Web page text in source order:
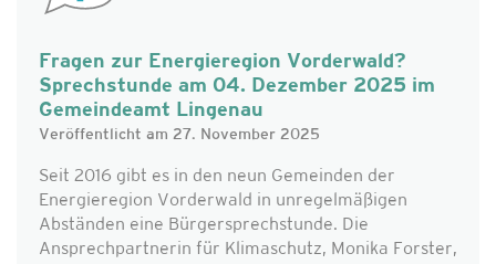
Fragen zur Energieregion Vorderwald?
Sprechstunde am 04. Dezember 2025 im
Gemeindeamt Lingenau
Veröffentlicht am 27. November 2025
Seit 2016 gibt es in den neun Gemeinden der
Energieregion Vorderwald in unregelmäßigen
Abständen eine Bürgersprechstunde. Die
Ansprechpartnerin für Klimaschutz, Monika Forster,